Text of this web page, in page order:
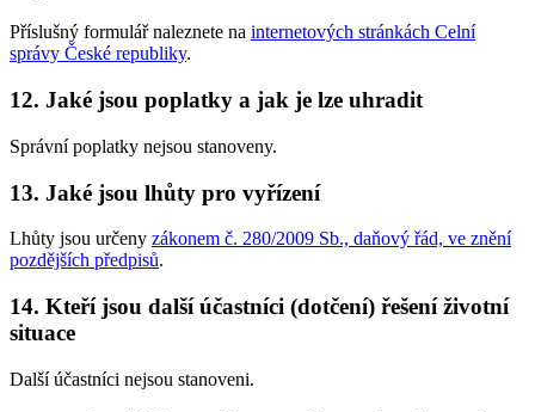
Příslušný formulář naleznete na internetových stránkách Celní
správy České republiky.
12. Jaké jsou poplatky a jak je lze uhradit
Správní poplatky nejsou stanoveny.
13. Jaké jsou lhůty pro vyřízení
Lhůty jsou určeny zákonem č. 280/2009 Sb., daňový řád, ve znění
pozdějších předpisů.
14. Kteří jsou další účastníci (dotčení) řešení životní
situace
Další účastníci nejsou stanoveni.